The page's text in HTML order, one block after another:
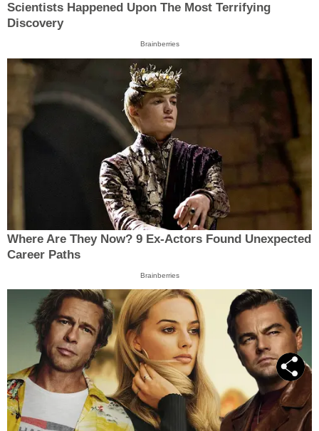
Scientists Happened Upon The Most Terrifying
Discovery
Brainberries
Where Are They Now? 9 Ex-Actors Found Unexpected
Career Paths
Brainberries